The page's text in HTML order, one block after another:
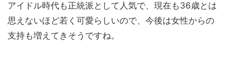
アイドル時代も正統派として人気で、現在も36歳とは
思えないほど若く可愛らしいので、今後は女性からの
支持も増えてきそうですね。